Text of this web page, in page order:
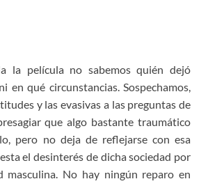
la película no sabemos quién dejó
en qué circunstancias. Sospechamos,
y las evasivas a las preguntas de
que algo bastante traumático
pero no deja de reflejarse con esa
el desinterés de dicha sociedad por
masculina. No hay ningún reparo en